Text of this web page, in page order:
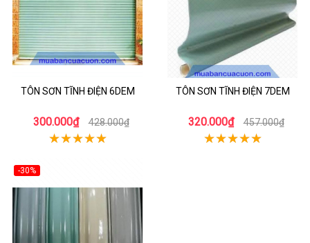
TÔN SƠN TĨNH ĐIỆN 6DEM
300.000₫ 428.000₫
TÔN SƠN TĨNH ĐIỆN 7DEM
320.000₫ 457.000₫
-30%